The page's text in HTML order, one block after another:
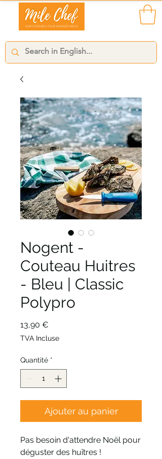
Nogent -
Couteau Huitres
- Bleu | Classic
Polypro
13,90 €
TVA Incluse
Quantité *
Ajouter au panier
Pas besoin d'attendre Noël pour
déguster des huîtres !